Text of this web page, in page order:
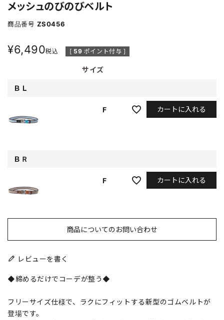
メッシュのびのびベルト
商品番号 ZS0456
¥6,490税込 [ 59 ポイント付与 ]
サイズ
ＢＬ
F カートに入れる
ＢＲ
F カートに入れる
商品についてのお問い合わせ
レビューを書く
◆締めるだけでコーデが整う◆
フリーサイズ仕様で、ラクにフィットする新型のゴムベルトが
登場です。